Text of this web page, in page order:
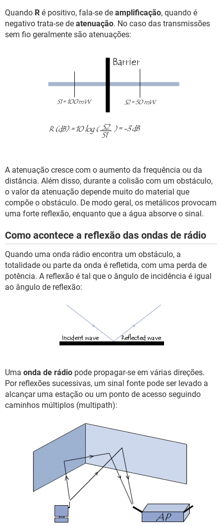
Quando R é positivo, fala-se de amplificação, quando é
negativo trata-se de atenuação. No caso das transmissões
sem fio geralmente são atenuações:
A atenuação cresce com o aumento da frequência ou da
distância. Além disso, durante a colisão com um obstáculo,
o valor da atenuação depende muito do material que
compõe o obstáculo. De modo geral, os metálicos provocam
uma forte reflexão, enquanto que a água absorve o sinal.
Como acontece a reflexão das ondas de rádio
Quando uma onda rádio encontra um obstáculo, a
totalidade ou parte da onda é refletida, com uma perda de
potência. A reflexão é tal que o ângulo de incidência é igual
ao ângulo de reflexão:
Uma onda de rádio pode propagar-se em várias direções.
Por reflexões sucessivas, um sinal fonte pode ser levado a
alcançar uma estação ou um ponto de acesso seguindo
caminhos múltiplos (multipath):